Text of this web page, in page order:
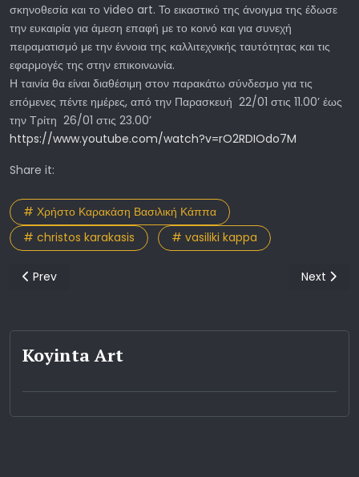
σκηνοθεσία και το video art. Το εικαστικό της άνοιγμα της έδωσε
την ευκαιρία για άμεση επαφή με το κοινό και για συνεχή
πειραματισμό με την έννοια της καλλιτεχνικής ταυτότητας και τις
εφαρμογές της στην επικοινωνία.
Η ταινία θα είναι διαθέσιμη στον παρακάτω σύνδεσμο για τις
επόμενες πέντε ημέρες, από την Παρασκευή 22/01 στις 11.00’ έως
την Τρίτη 26/01 στις 23.00’
https://www.youtube.com/watch?v=rO2RDIOdo7M
Share it:
# Χρήστο Καρακάση Βασιλική Κάππα
# christos karakasis
# vasiliki kappa
Previous article: Take a trip Επαναπροσδιορίζοντας το
Prev Next
Next
Koyinta Art